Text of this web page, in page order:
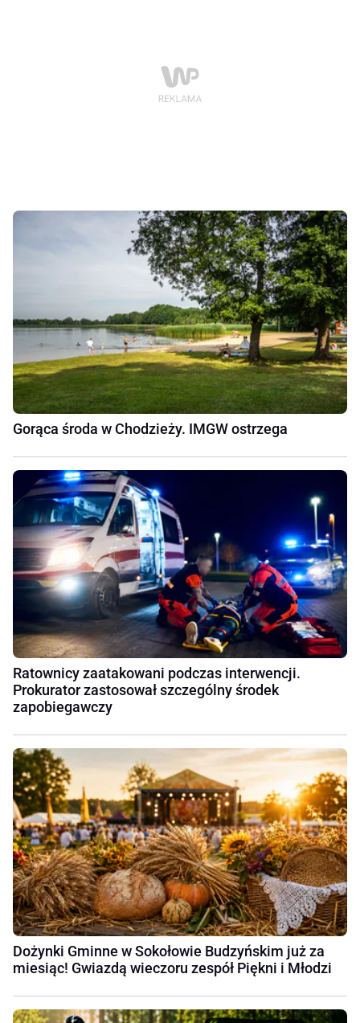
Gorąca środa w Chodzieży. IMGW ostrzega
Ratownicy zaatakowani podczas interwencji.
Prokurator zastosował szczególny środek
zapobiegawczy
Dożynki Gminne w Sokołowie Budzyńskim już za
miesiąc! Gwiazdą wieczoru zespół Piękni i Młodzi